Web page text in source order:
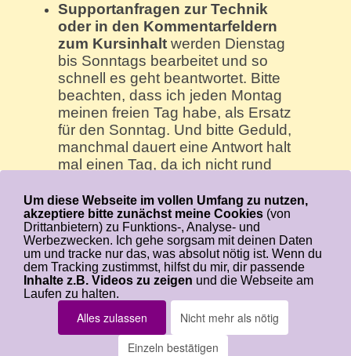
Supportanfragen zur Technik
oder in den Kommentarfeldern
zum Kursinhalt werden Dienstag
bis Sonntags bearbeitet und so
schnell es geht beantwortet. Bitte
beachten, dass ich jeden Montag
meinen freien Tag habe, als Ersatz
für den Sonntag. Und bitte Geduld,
manchmal dauert eine Antwort halt
mal einen Tag, da ich nicht rund
bin 🙂
Login-Seite
Wer ist Angelina
Impressum
Copyright by Angelina Schulze - Alle Rechte
vorbehalten
Um diese Webseite im vollen Umfang zu nutzen,
akzeptiere bitte zunächst meine Cookies (von
Drittanbietern) zu Funktions-, Analyse- und
Werbezwecken. Ich gehe sorgsam mit deinen Daten
um und tracke nur das, was absolut nötig ist. Wenn du
dem Tracking zustimmst, hilfst du mir, dir passende
Inhalte z.B. Videos zu zeigen und die Webseite am
Laufen zu halten.
Alles zulassen
Nicht mehr als nötig
Einzeln bestätigen